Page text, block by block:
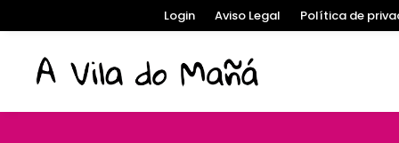
Login Aviso Legal Política de